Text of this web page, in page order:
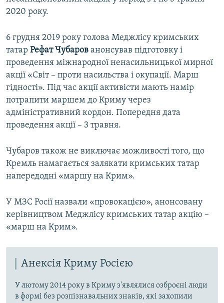
2020 року.
6 грудня 2019 року голова Меджлісу кримських
татар Рефат Чубаров анонсував підготовку і
проведення міжнародної ненасильницької мирної
акції «Світ – проти насильства і окупації. Марш
гідності». Під час акції активісти мають намір
потрапити маршем до Криму через
адміністративний кордон. Попередня дата
проведення акції – 3 травня.
Чубаров також не виключає можливості того, що
Кремль намагається залякати кримських татар
напередодні «маршу на Крим».
У МЗС Росії назвали «провокацією», анонсовану
керівництвом Меджлісу кримських татар акцію –
«марш на Крим».
Анексія Криму Росією
У лютому 2014 року в Криму з'являлися озброєні люди
в формі без розпізнавальних знаків, які захопили